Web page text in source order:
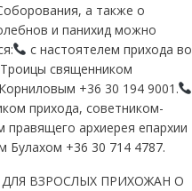
а также о
и панихид можно
с настоятелем прихода во
священником
+36 30 194 9001.
прихода, советником-
архиерея епархии
Булахом +36 30 714 4787.
ДЛЯ ВЗРОСЛЫХ ПРИХОЖАН О